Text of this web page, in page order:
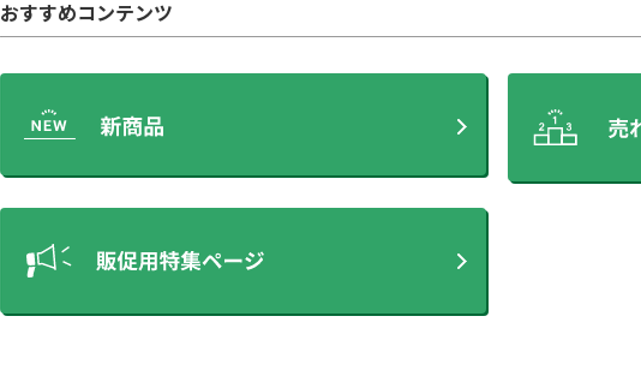
おすすめコンテンツ